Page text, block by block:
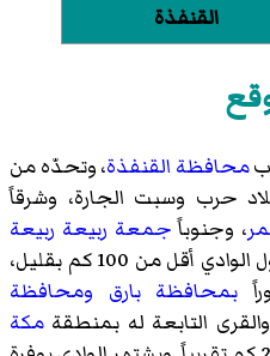
القنفذة
محافظة القنفذة، وتحدّه من
حرب وسبت الجارة، وشرقاً
، وجنوباًجمعة ربيعة ربيعة
. ويبلغ طول الوادي أقل من 100 كم بقليل،
بمحافظة بارق ومحافظة
التابعة له بمنطقة مكة